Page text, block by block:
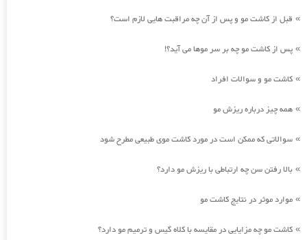
» قبل از کاشت مو و پس از آن چه مراقبت هایی لازم است؟
» پس از کاشت مو چه بر سر موها می آید؟!
» کاشت مو و سوالات افراد
» همه چیز درباره ریزش مو
» سوالاتی که ممکن است در مورد کاشت موی طبیعی مطرح شود
» بالا رفتن سن چه ارتباطی با ریزش مو دارد؟
» موارد موثر در نتایج کاشت مو
» کاشت مو چه مزایایی در مقایسه با کلاه گیس و ترمیم مو دارد؟